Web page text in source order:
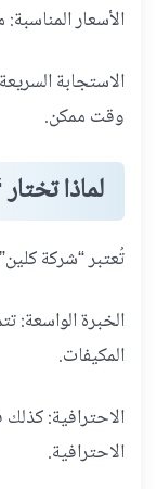
الأسعار
الاستجابة
وقت ممكن.
لماذا
تُعتبر “شركة
الخبرة الواسعة:
المكيفات.
الاحترافية:
الاحترافية.